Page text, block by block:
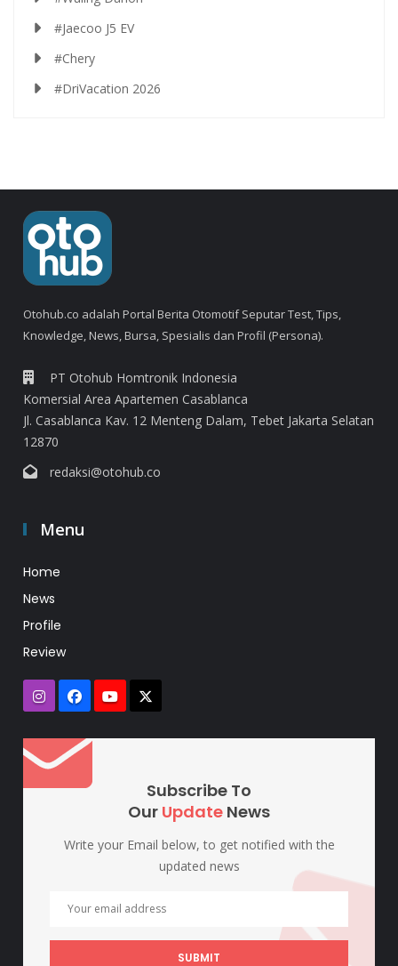
#Jaecoo J5 EV
#Chery
#DriVacation 2026
Otohub.co adalah Portal Berita Otomotif Seputar Test, Tips,
Knowledge, News, Bursa, Spesialis dan Profil (Persona).
PT Otohub Homtronik Indonesia
Komersial Area Apartemen Casablanca
Jl. Casablanca Kav. 12 Menteng Dalam, Tebet Jakarta Selatan
12870
redaksi@otohub.co
Menu
Home
News
Profile
Review
Subscribe To
Our Update News
Write your Email below, to get notified with the
updated news
SUBMIT